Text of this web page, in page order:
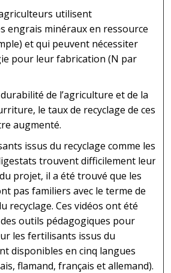
utilisent
engrais minéraux en ressource
et qui peuvent nécessiter
pour leur fabrication (N par
de l’agriculture et de la
le taux de recyclage de ces
augmenté.
issus du recyclage comme les
trouvent difficilement leur
projet, il a été trouvé que les
pas familiers avec le terme de
recyclage. Ces vidéos ont été
outils pédagogiques pour
les fertilisants issus du
disponibles en cinq langues
flamand, français et allemand).